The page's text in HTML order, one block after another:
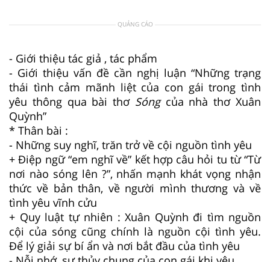
QUẢNG CÁO
- Giới thiệu tác giả , tác phẩm
- Giới thiệu vấn đề cần nghị luận “Những trạng
thái tình cảm mãnh liệt của con gái trong tình
yêu thông qua bài thơ Sóngcủa nhà thơ Xuân
Quỳnh”
* Thân bài :
- Những suy nghĩ, trăn trở về cội nguồn tình yêu
+ Điệp ngữ “em nghĩ về” kết hợp câu hỏi tu từ “Từ
nơi nào sóng lên ?”, nhấn mạnh khát vọng nhận
thức về bản thân, về người mình thương và về
tình yêu vĩnh cửu
+ Quy luật tự nhiên : Xuân Quỳnh đi tìm nguồn
cội của sóng cũng chính là nguồn cội tình yêu.
Để lý giải sự bí ẩn và nơi bắt đầu của tình yêu